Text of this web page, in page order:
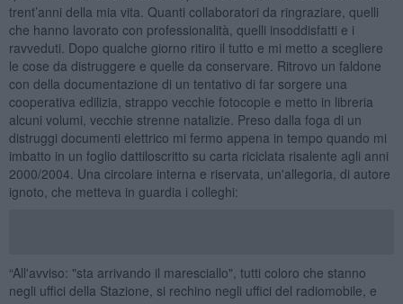
trent’anni della mia vita. Quanti collaboratori da ringraziare, quelli
che hanno lavorato con professionalità, quelli insoddisfatti e i
ravveduti. Dopo qualche giorno ritiro il tutto e mi metto a scegliere
le cose da distruggere e quelle da conservare. Ritrovo un faldone
con della documentazione di un tentativo di far sorgere una
cooperativa edilizia, strappo vecchie fotocopie e metto in libreria
alcuni volumi, vecchie strenne natalizie. Preso dalla foga di un
distruggi documenti elettrico mi fermo appena in tempo quando mi
imbatto in un foglio dattiloscritto su carta riciclata risalente agli anni
2000/2004. Una circolare interna e riservata, un'allegoria, di autore
ignoto, che metteva in guardia i colleghi:
“All'avviso: "sta arrivando il maresciallo", tutti coloro che stanno
negli uffici della Stazione, si rechino negli uffici del radiomobile, e